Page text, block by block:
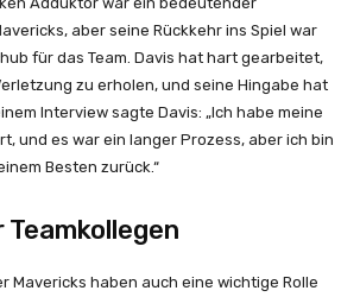
aber seine Rückkehr ins Spiel war
für das Team. Davis hat hart gearbeitet,
zu erholen, und seine Hingabe hat
Interview sagte Davis: „Ich habe meine
und es war ein langer Prozess, aber ich bin
Besten zurück.“
Teamkollegen
Mavericks haben auch eine wichtige Rolle